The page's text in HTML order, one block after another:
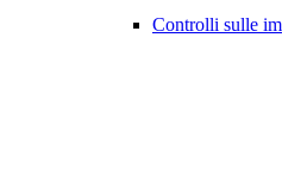
Controlli sulle